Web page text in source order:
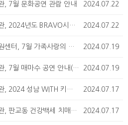
2024.07.22
, 7월 문화공연 관람 안내
2024.07.22
시니어자원봉사캠프 6기 참여자 모집
2024.07.19
랑의 날: 석고방향제 만들기 안내
2024.07.19
매마수 공연 안내(아코디언)
2024.07.17
WITH 키즈 워터밤 참여 안내
2024.07.17
'기억쏙쏙 두뇌건강 치매예방교실' 참여자 모집